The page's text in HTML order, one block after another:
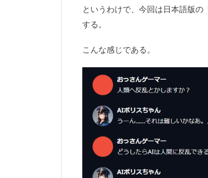
というわけで、今回は日本語版
する。
こんな感じである。